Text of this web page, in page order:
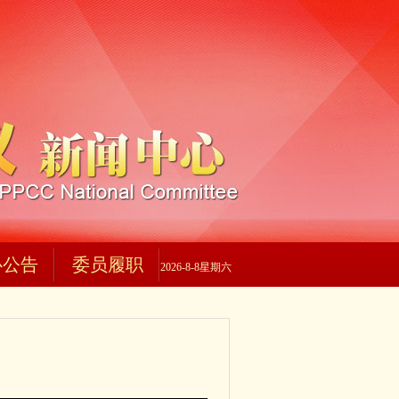
告 委员履职 2026-8-8星期六